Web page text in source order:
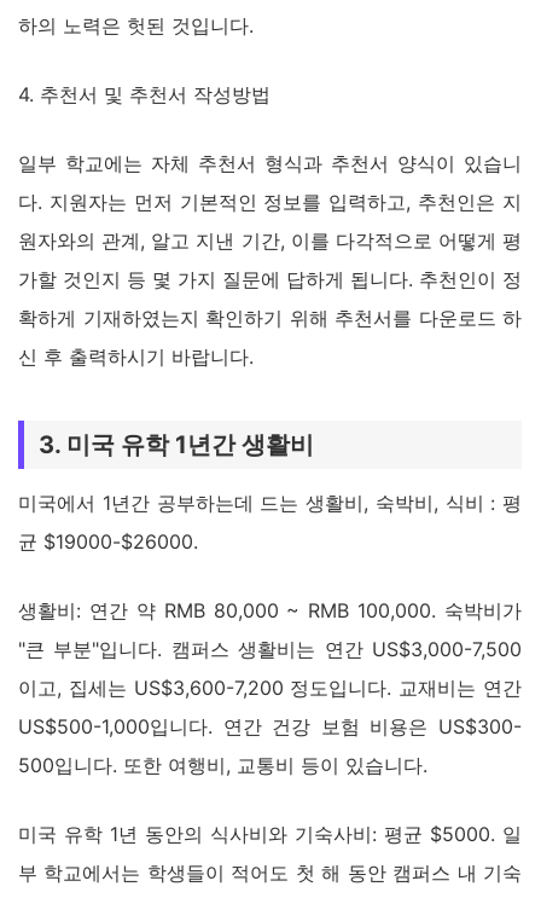
하의 노력은 헛된 것입니다.
4. 추천서 및 추천서 작성방법
일부 학교에는 자체 추천서 형식과 추천서 양식이 있습니
다. 지원자는 먼저 기본적인 정보를 입력하고, 추천인은 지
원자와의 관계, 알고 지낸 기간, 이를 다각적으로 어떻게 평
가할 것인지 등 몇 가지 질문에 답하게 됩니다. 추천인이 정
확하게 기재하였는지 확인하기 위해 추천서를 다운로드 하
신 후 출력하시기 바랍니다.
3. 미국 유학 1년간 생활비
미국에서 1년간 공부하는데 드는 생활비, 숙박비, 식비 : 평
균 $19000-$26000.
생활비: 연간 약 RMB 80,000 ~ RMB 100,000. 숙박비가
"큰 부분"입니다. 캠퍼스 생활비는 연간 US$3,000-7,500
이고, 집세는 US$3,600-7,200 정도입니다. 교재비는 연간
US$500-1,000입니다. 연간 건강 보험 비용은 US$300-
500입니다. 또한 여행비, 교통비 등이 있습니다.
미국 유학 1년 동안의 식사비와 기숙사비: 평균 $5000. 일
부 학교에서는 학생들이 적어도 첫 해 동안 캠퍼스 내 기숙